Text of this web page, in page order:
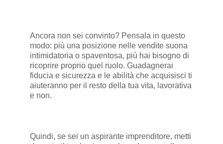
Ancora non sei convinto? Pensala in questo
modo: più una posizione nelle vendite suona
intimidatoria o spaventosa, più hai bisogno di
ricoprire proprio quel ruolo. Guadagnerai
fiducia e sicurezza e le abilità che acquisisci ti
aiuteranno per il resto della tua vita, lavorativa
e non.
Quindi, se sei un aspirante imprenditore, metti